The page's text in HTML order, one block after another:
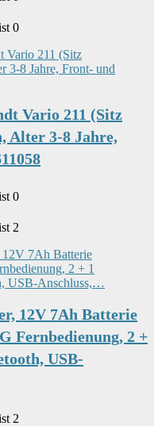
0
Vario 211 (Sitz
Alter 3-8 Jahre,
0
2
12V 7Ah Batterie
Fernbedienung, 2 +
USB-
2